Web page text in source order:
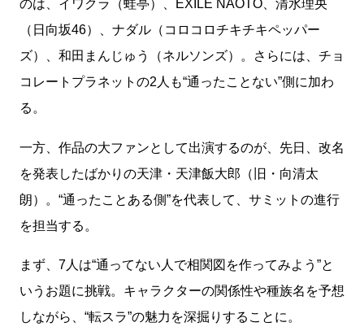
のは、イワクラ（蛙亭）、EXILE NAOTO、清水理央
（日向坂46）、ナダル（コロコロチキチキペッパー
ズ）、和田まんじゅう（ネルソンズ）。さらには、チョ
コレートプラネットの2人も“通ったことない”側に加わ
る。
一方、作品の大ファンとして出演するのが、先日、改名
を発表したばかりの天津・天津飯大郎（旧・向清太
朗）。“通ったことある側”を代表して、サミットの進行
を担当する。
まず、7人は“通ってない人で相関図を作ってみよう”と
いうお題に挑戦。キャラクターの関係性や種族名を予想
しながら、“転スラ”の魅力を深掘りすることに。